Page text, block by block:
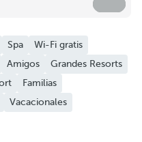
Spa
Wi-Fi gratis
Amigos
Grandes Resorts
Familias
Vacacionales